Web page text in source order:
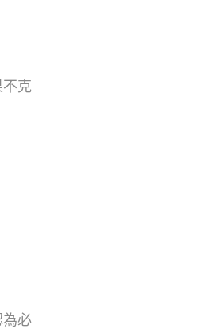
克
為必